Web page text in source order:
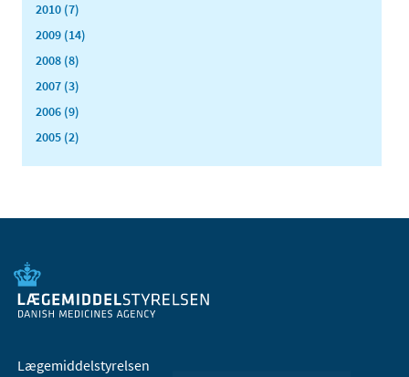
2010 (7)
2009 (14)
2008 (8)
2007 (3)
2006 (9)
2005 (2)
Lægemiddelstyrelsen